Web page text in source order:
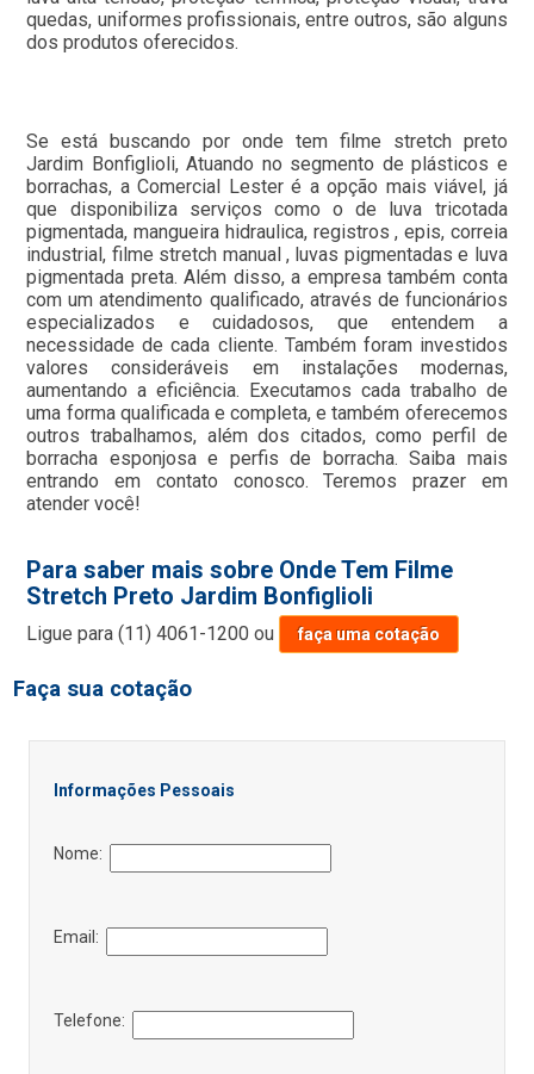
quedas, uniformes profissionais, entre outros, são alguns
dos produtos oferecidos.
Se está buscando por onde tem filme stretch preto
Jardim Bonfiglioli, Atuando no segmento de plásticos e
borrachas, a Comercial Lester é a opção mais viável, já
que disponibiliza serviços como o de luva tricotada
pigmentada, mangueira hidraulica, registros , epis, correia
industrial, filme stretch manual , luvas pigmentadas e luva
pigmentada preta. Além disso, a empresa também conta
com um atendimento qualificado, através de funcionários
especializados e cuidadosos, que entendem a
necessidade de cada cliente. Também foram investidos
valores consideráveis em instalações modernas,
aumentando a eficiência. Executamos cada trabalho de
uma forma qualificada e completa, e também oferecemos
outros trabalhamos, além dos citados, como perfil de
borracha esponjosa e perfis de borracha. Saiba mais
entrando em contato conosco. Teremos prazer em
atender você!
Para saber mais sobre Onde Tem Filme
Stretch Preto Jardim Bonfiglioli
Ligue para(11) 4061-1200 ou faça uma cotação
Faça sua cotação
Informações Pessoais
Nome:
Email:
Telefone: